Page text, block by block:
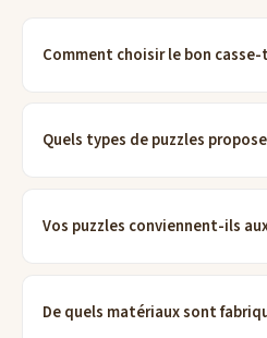
Comment choisir le bon
Quels types de puzzles
Vos puzzles conviennent-ils
De quels matériaux sont